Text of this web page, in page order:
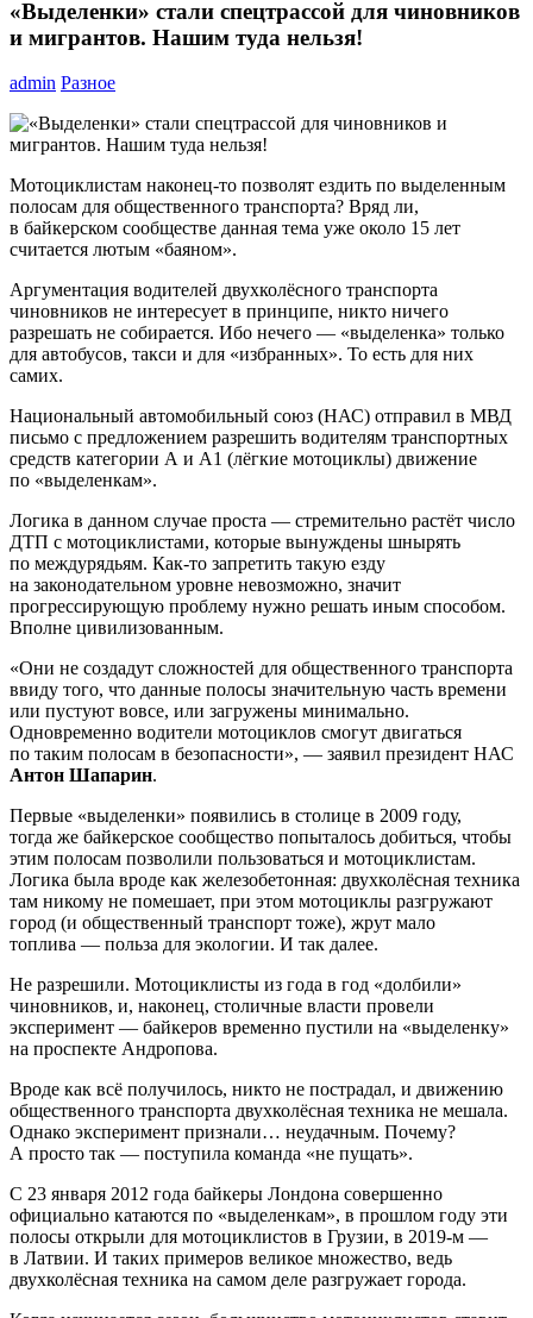
«Выделенки» стали спецтрассой для чиновников
и мигрантов. Нашим туда нельзя!
admin Разное
Мотоциклистам наконец-то позволят ездить по выделенным
полосам для общественного транспорта? Вряд ли,
в байкерском сообществе данная тема уже около 15 лет
считается лютым «баяном».
Аргументация водителей двухколёсного транспорта
чиновников не интересует в принципе, никто ничего
разрешать не собирается. Ибо нечего — «выделенка» только
для автобусов, такси и для «избранных». То есть для них
самих.
Национальный автомобильный союз (НАС) отправил в МВД
письмо с предложением разрешить водителям транспортных
средств категории А и А1 (лёгкие мотоциклы) движение
по «выделенкам».
Логика в данном случае проста — стремительно растёт число
ДТП с мотоциклистами, которые вынуждены шнырять
по междурядьям. Как-то запретить такую езду
на законодательном уровне невозможно, значит
прогрессирующую проблему нужно решать иным способом.
Вполне цивилизованным.
«Они не создадут сложностей для общественного транспорта
ввиду того, что данные полосы значительную часть времени
или пустуют вовсе, или загружены минимально.
Одновременно водители мотоциклов смогут двигаться
по таким полосам в безопасности», — заявил президент НАС
Антон Шапарин.
Первые «выделенки» появились в столице в 2009 году,
тогда же байкерское сообщество попыталось добиться, чтобы
этим полосам позволили пользоваться и мотоциклистам.
Логика была вроде как железобетонная: двухколёсная техника
там никому не помешает, при этом мотоциклы разгружают
город (и общественный транспорт тоже), жрут мало
топлива — польза для экологии. И так далее.
Не разрешили. Мотоциклисты из года в год «долбили»
чиновников, и, наконец, столичные власти провели
эксперимент — байкеров временно пустили на «выделенку»
на проспекте Андропова.
Вроде как всё получилось, никто не пострадал, и движению
общественного транспорта двухколёсная техника не мешала.
Однако эксперимент признали… неудачным. Почему?
А просто так — поступила команда «не пущать».
С 23 января 2012 года байкеры Лондона совершенно
официально катаются по «выделенкам», в прошлом году эти
полосы открыли для мотоциклистов в Грузии, в 2019-м —
в Латвии. И таких примеров великое множество, ведь
двухколёсная техника на самом деле разгружает города.